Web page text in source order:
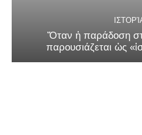
Ὅταν ἡ παράδοση
παρουσιάζεται ὡς